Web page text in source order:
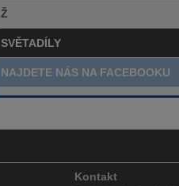
Ž
SVĚTADÍLY
NAJDETE NÁS NA FACEBOOKU
Kontakt